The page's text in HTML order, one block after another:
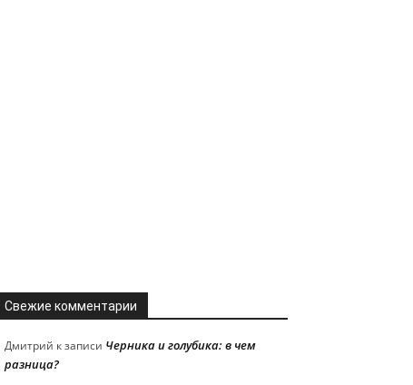
Свежие комментарии
Дмитрий к записи Черника и голубика: в чем
разница?